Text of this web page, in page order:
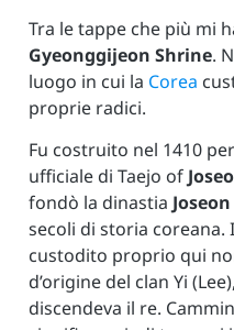
Tra le tappe che più mi
Gyeonggijeon Shrine.
luogo in cui la Corea
proprie radici.
Fu costruito nel 1410
ufficiale di Taejo of
fondò la dinastia Joseon
secoli di storia
custodito proprio qui
d’origine del clan Yi
discendeva il re.